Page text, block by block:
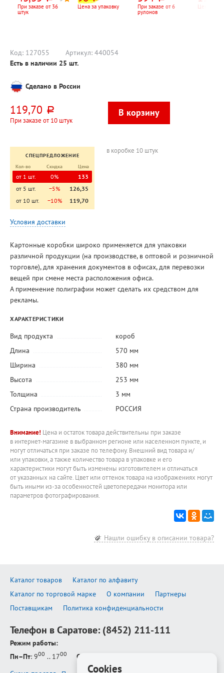
прозрачная
При заказе от 36
штук
100шт, рул
Цена за упаковку
500мм*270м,
20мкм, 2кг
При заказе от 6
рулонов
Цена за
Код: 127055 Артикул: 440054
Есть в наличии 25 шт.
Сделано в России
119,70 руб.
При заказе от 10 штук
СПЕЦПРЕДЛОЖЕНИЕ
Кол-во
Скидка Цена
от 1 шт. 0%
133
от 5 шт.
−5%
126,35
от 10 шт.
−10% 119,70
в коробке 10 штук
Условия доставки
Картонные коробки широко применяется для упаковки
различной продукции (на производстве, в оптовой и розничной
торговле), для хранения документов в офисах, для перевозки
вещей при смене места расположения офиса.
А применение полиграфии может сделать их средством для
рекламы.
ХАРАКТЕРИСТИКИ
Вид продукта
короб
Длина
570 мм
Ширина
380 мм
Высота
253 мм
Толщина
3 мм
Страна производитель
РОССИЯ
Внимание! Цена и остаток товара действительны при заказе
в интернет-магазине в выбранном регионе или населенном пункте, и
могут отличаться при заказе по телефону. Внешний вид товара и/
или упаковки, а также количество товара в упаковке и его
характеристики могут быть изменены изготовителем и отличаться
от указанных на сайте. Цвет или оттенок товара на изображениях могут
быть иными из-за особенностей цветопередачи монитора или
параметров фотографирования.
Нашли ошибку в описании товара?
Каталог товаров
Каталог по алфавиту
Каталог по торговой марке
О компании
Партнеры
Поставщикам
Политика конфиденциальности
Телефон в Саратове: (8452) 211-111
Режим работы:
Пн–Пт: 900 .. 1700 Сб–Вс
Cookies